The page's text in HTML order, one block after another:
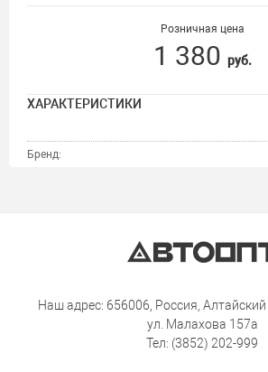
Розничная цена
1 380 руб.
ХАРАКТЕРИСТИКИ
Бренд:
Наш адрес: 656006, Россия, Алтайский
ул. Малахова 157а
Тел: (3852) 202-999